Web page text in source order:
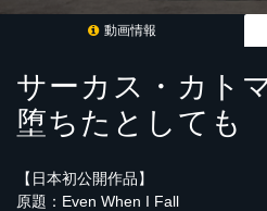
動画情報
サーカス・カト
堕ちたとしても
【日本初公開作品】
原題：Even When I Fall